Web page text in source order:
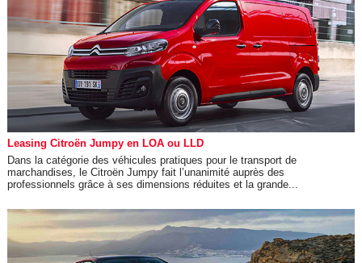
Leasing Citroën Jumpy en LOA ou LLD
Dans la catégorie des véhicules pratiques pour le transport de
marchandises, le Citroën Jumpy fait l’unanimité auprès des
professionnels grâce à ses dimensions réduites et la grande...